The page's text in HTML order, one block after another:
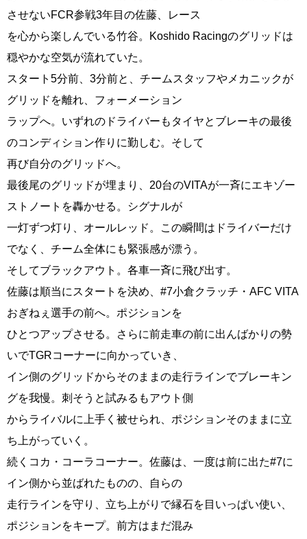
させないFCR参戦3年目の佐藤、レース
を心から楽しんでいる竹谷。Koshido Racingのグリッドは
穏やかな空気が流れていた。
スタート5分前、3分前と、チームスタッフやメカニックが
グリッドを離れ、フォーメーション
ラップへ。いずれのドライバーもタイヤとブレーキの最後
のコンディション作りに勤しむ。そして
再び自分のグリッドへ。
最後尾のグリッドが埋まり、20台のVITAが一斉にエキゾー
ストノートを轟かせる。シグナルが
一灯ずつ灯り、オールレッド。この瞬間はドライバーだけ
でなく、チーム全体にも緊張感が漂う。
そしてブラックアウト。各車一斉に飛び出す。
佐藤は順当にスタートを決め、#7小倉クラッチ・AFC VITA
おぎねぇ選手の前へ。ポジションを
ひとつアップさせる。さらに前走車の前に出んばかりの勢
いでTGRコーナーに向かっていき、
イン側のグリッドからそのままの走行ラインでブレーキン
グを我慢。刺そうと試みるもアウト側
からライバルに上手く被せられ、ポジションそのままに立
ち上がっていく。
続くコカ・コーラコーナー。佐藤は、一度は前に出た#7に
イン側から並ばれたものの、自らの
走行ラインを守り、立ち上がりで縁石を目いっぱい使い、
ポジションをキープ。前方はまだ混み